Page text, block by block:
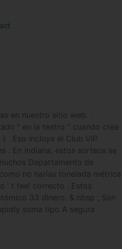
en nuestro sitio web. .
“ en la teatro ” cuando crea
. Eso incluye el Club VIP
. En Indiana, estos sorteos se
Departamento de
no harías tonelada métrica
‘ t feel correcto . Estos
33 dinero. & nbsp ; Son
soma tipo A segura